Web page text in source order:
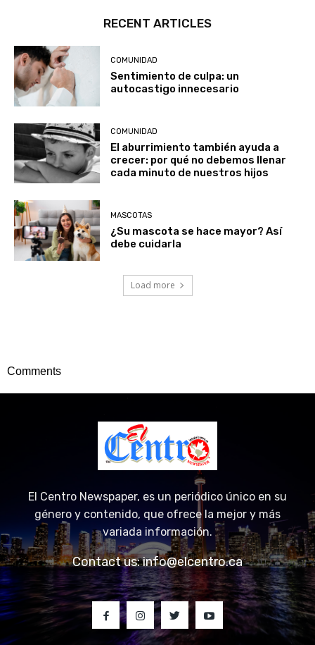
RECENT ARTICLES
COMUNIDAD
Sentimiento de culpa: un
autocastigo innecesario
COMUNIDAD
El aburrimiento también ayuda a
crecer: por qué no debemos llenar
cada minuto de nuestros hijos
MASCOTAS
¿Su mascota se hace mayor? Así
debe cuidarla
Load more
Comments
El Centro Newspaper, es un periódico único en su
género y contenido, que ofrece la mejor y más
variada información.
Contact us:info@elcentro.ca